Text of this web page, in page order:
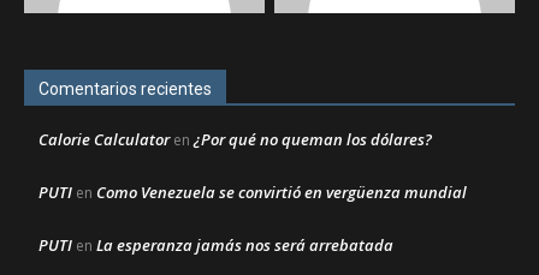
Comentarios recientes
Calorie Calculatoren¿Por qué no queman los dólares?
PUTI en Como Venezuela se convirtió en vergüenza mundial
PUTI en La esperanza jamás nos será arrebatada